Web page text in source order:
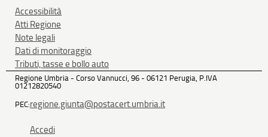
Accessibilità
Atti Regione
Note legali
Dati di monitoraggio
Tributi, tasse e bollo auto
Regione Umbria - Corso Vannucci, 96 - 06121 Perugia, P.IVA
01212820540
PEC:regione.giunta@postacert.umbria.it
Accedi